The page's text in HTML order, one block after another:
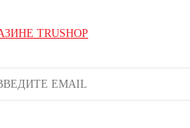
TRUSHOP